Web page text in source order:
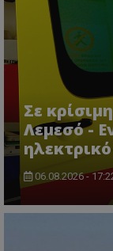
Σε
Λεμεσό -
06.08.2026 -